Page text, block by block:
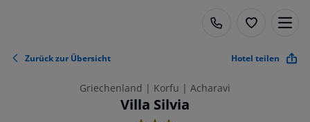
Zurück zur Übersicht Hotel teilen
Griechenland | Korfu | Acharavi
Villa Silvia